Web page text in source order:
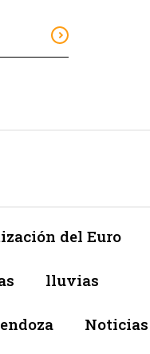
del Euro
lluvias
Noticias